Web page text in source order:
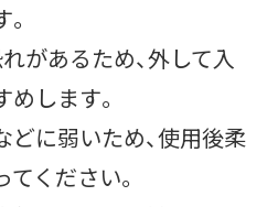
があるため、外して入
します。
に弱いため、使用後柔
ください。